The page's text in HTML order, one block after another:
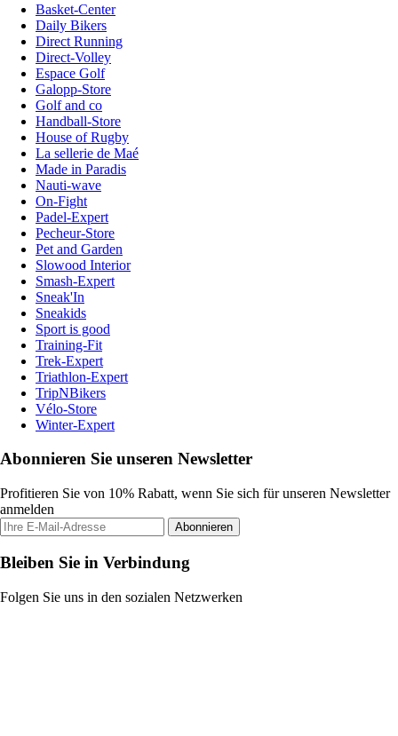
Basket-Center
Daily Bikers
Direct Running
Direct-Volley
Espace Golf
Galopp-Store
Golf and co
Handball-Store
House of Rugby
La sellerie de Maé
Made in Paradis
Nauti-wave
On-Fight
Padel-Expert
Pecheur-Store
Pet and Garden
Slowood Interior
Smash-Expert
Sneak'In
Sneakids
Sport is good
Training-Fit
Trek-Expert
Triathlon-Expert
TripNBikers
Vélo-Store
Winter-Expert
Abonnieren Sie unseren Newsletter
Profitieren Sie von 10% Rabatt, wenn Sie sich für unseren Newsletter
anmelden
Abonnieren
Bleiben Sie in Verbindung
Folgen Sie uns in den sozialen Netzwerken